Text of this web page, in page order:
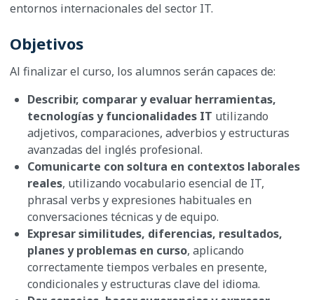
entornos internacionales del sector IT.
Objetivos
Al finalizar el curso, los alumnos serán capaces de:
Describir, comparar y evaluar herramientas,
tecnologías y funcionalidades IT utilizando
adjetivos, comparaciones, adverbios y estructuras
avanzadas del inglés profesional.
Comunicarte con soltura en contextos laborales
reales, utilizando vocabulario esencial de IT,
phrasal verbs y expresiones habituales en
conversaciones técnicas y de equipo.
Expresar similitudes, diferencias, resultados,
planes y problemas en curso, aplicando
correctamente tiempos verbales en presente,
condicionales y estructuras clave del idioma.